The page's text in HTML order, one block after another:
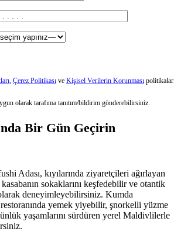
, Çerez Politikası ve Kişisel Verilerin Korunması
olarak tarafıma tanıtım/bildirim gönderebilirsiniz.
Bir Gün Geçirin
Adası, kıyılarında ziyaretçileri ağırlayan
sokaklarını keşfedebilir ve otantik
deneyimleyebilirsiniz. Kumda
yemek yiyebilir, şnorkelli yüzme
yaşamlarını sürdüren yerel Maldivlilerle